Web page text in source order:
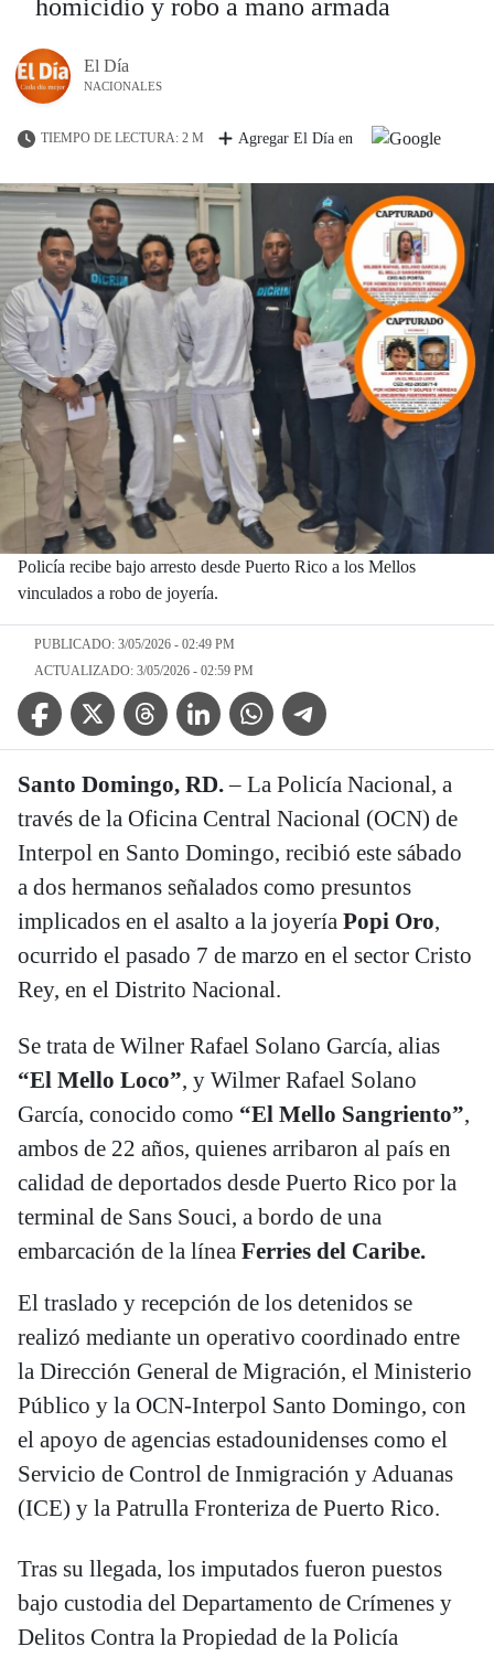
homicidio y robo a mano armada
El Día
NACIONALES
TIEMPO DE LECTURA: 2 M Agregar El Día en
Policía recibe bajo arresto desde Puerto Rico a los Mellos
vinculados a robo de joyería.
PUBLICADO: 3/05/2026 - 02:49 PM
ACTUALIZADO: 3/05/2026 - 02:59 PM
Facebook IconTwitter IconThreads IconLinkedin IconWhatsApp IconTelegram Icon
Santo Domingo, RD.– La Policía Nacional, a
través de la Oficina Central Nacional (OCN) de
Interpol en Santo Domingo, recibió este sábado
a dos hermanos señalados como presuntos
implicados en el asalto a la joyería Popi Oro,
ocurrido el pasado 7 de marzo en el sector Cristo
Rey, en el Distrito Nacional.
Se trata de Wilner Rafael Solano García, alias
“El Mello Loco”, y Wilmer Rafael Solano
García, conocido como “El Mello Sangriento”,
ambos de 22 años, quienes arribaron al país en
calidad de deportados desde Puerto Rico por la
terminal de Sans Souci, a bordo de una
embarcación de la línea Ferries del Caribe.
El traslado y recepción de los detenidos se
realizó mediante un operativo coordinado entre
la Dirección General de Migración, el Ministerio
Público y la OCN-Interpol Santo Domingo, con
el apoyo de agencias estadounidenses como el
Servicio de Control de Inmigración y Aduanas
(ICE) y la Patrulla Fronteriza de Puerto Rico.
Tras su llegada, los imputados fueron puestos
bajo custodia del Departamento de Crímenes y
Delitos Contra la Propiedad de la Policía